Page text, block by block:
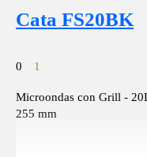
Cata FS20BK
0 1
Microondas con Grill -
255 mm